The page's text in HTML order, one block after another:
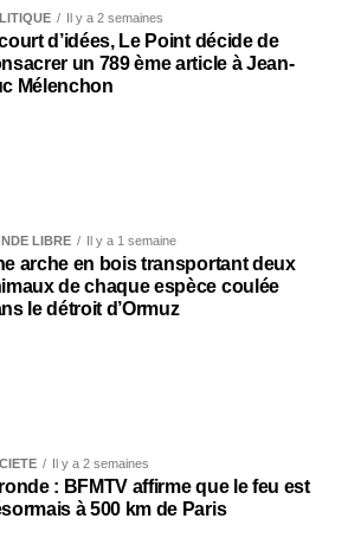
Il y a 2 semaines
d’idées, Le Point décide de
un 789 ème article à Jean-
Mélenchon
LIBRE Il y a 1 semaine
arche en bois transportant deux
de chaque espèce coulée
le détroit d’Ormuz
Il y a 2 semaines
: BFMTV affirme que le feu est
à 500 km de Paris